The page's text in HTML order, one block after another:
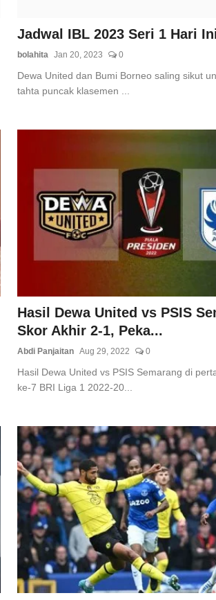
Jadwal IBL 2023 Seri 1 Hari
bolahita Jan 20, 2023 0
Dewa United dan Bumi Borneo saling sikut
tahta puncak klasemen ...
Hasil Dewa United vs PSIS
Skor Akhir 2-1, Peka...
Abdi Panjaitan Aug 29, 2022 0
Hasil Dewa United vs PSIS Semarang di
ke-7 BRI Liga 1 2022-20...